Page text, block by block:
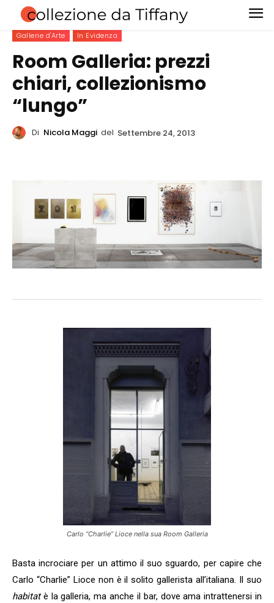
Gallerie d'Arte In Evidenza
Room Galleria: prezzi
chiari, collezionismo
“lungo”
Di Nicola Maggi del Settembre 24, 2013
Carlo “Charlie” Lioce nella sua Room Galleria
Basta incrociare per un attimo il suo sguardo, per capire che
Carlo “Charlie” Lioce non è il solito gallerista all’italiana. Il suo
habitatè la galleria, ma anche il bar, dove ama intrattenersi in